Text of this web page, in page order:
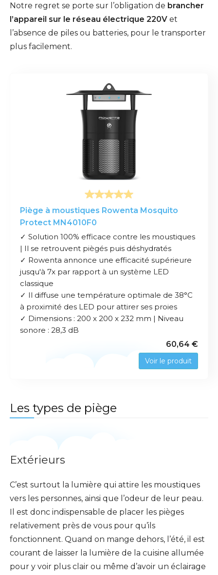
Notre regret se porte sur l’obligation de brancher
l’appareil sur le réseau électrique 220V et
l’absence de piles ou batteries, pour le transporter
plus facilement.
Piège à moustiques Rowenta Mosquito
Protect MN4010F0
✓ Solution 100% efficace contre les moustiques
| Il se retrouvent piègés puis déshydratés
✓ Rowenta annonce une efficacité supérieure
jusqu'à 7x par rapport à un système LED
classique
✓ Il diffuse une température optimale de 38°C
à proximité des LED pour attirer ses proies
✓ Dimensions : 200 x 200 x 232 mm | Niveau
sonore : 28,3 dB
60,64 €
Voir le produit
Les types de piège
Extérieurs
C’est surtout la lumière qui attire les moustiques
vers les personnes, ainsi que l’odeur de leur peau.
Il est donc indispensable de placer les pièges
relativement près de vous pour qu’ils
fonctionnent. Quand on mange dehors, l’été, il est
courant de laisser la lumière de la cuisine allumée
pour y voir plus clair ou même d’avoir un éclairage